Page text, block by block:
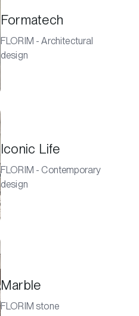
Formatech
FLORIM - Architectural
design
Iconic Life
FLORIM - Contemporary
design
Marble
FLORIM stone